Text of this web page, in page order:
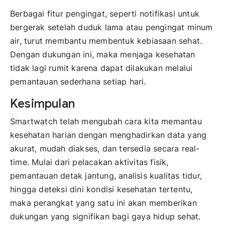
Berbagai fitur pengingat, seperti notifikasi untuk
bergerak setelah duduk lama atau pengingat minum
air, turut membantu membentuk kebiasaan sehat.
Dengan dukungan ini, maka menjaga kesehatan
tidak lagi rumit karena dapat dilakukan melalui
pemantauan sederhana setiap hari.
Kesimpulan
Smartwatch telah mengubah cara kita memantau
kesehatan harian dengan menghadirkan data yang
akurat, mudah diakses, dan tersedia secara real-
time. Mulai dari pelacakan aktivitas fisik,
pemantauan detak jantung, analisis kualitas tidur,
hingga deteksi dini kondisi kesehatan tertentu,
maka perangkat yang satu ini akan memberikan
dukungan yang signifikan bagi gaya hidup sehat.